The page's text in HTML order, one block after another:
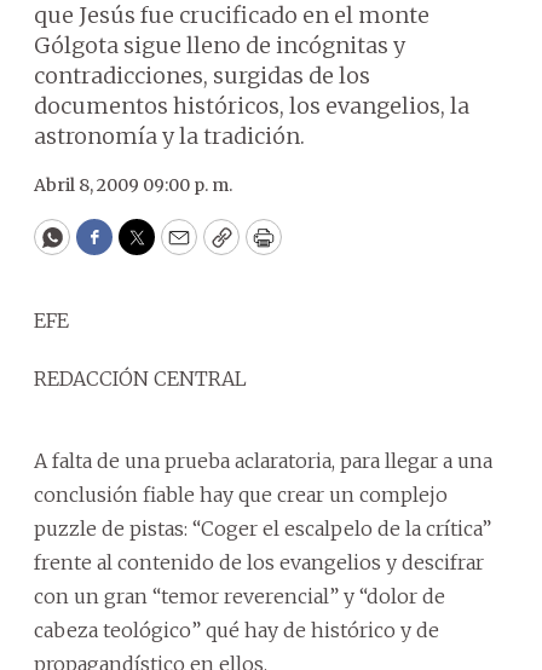
que Jesús fue crucificado en el monte
Gólgota sigue lleno de incógnitas y
contradicciones, surgidas de los
documentos históricos, los evangelios, la
astronomía y la tradición.
Abril 8, 2009 09:00 p. m.
WhatsApp
Facebook
Twitter
EmailCopyPrint
EFE
REDACCIÓN CENTRAL
A falta de una prueba aclaratoria, para llegar a una
conclusión fiable hay que crear un complejo
puzzle de pistas: “Coger el escalpelo de la crítica”
frente al contenido de los evangelios y descifrar
con un gran “temor reverencial” y “dolor de
cabeza teológico” qué hay de histórico y de
propagandístico en ellos.